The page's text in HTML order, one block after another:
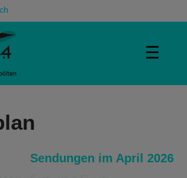
☰
Sendungen im April 2026